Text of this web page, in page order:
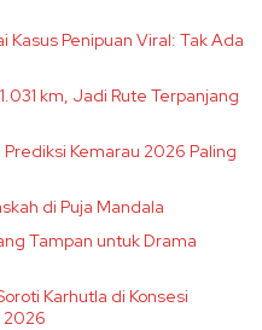
Kasus Penipuan Viral: Tak Ada
km, Jadi Rute Terpanjang
Prediksi Kemarau 2026 Paling
di Puja Mandala
Tampan untuk Drama
Karhutla di Konsesi
2026